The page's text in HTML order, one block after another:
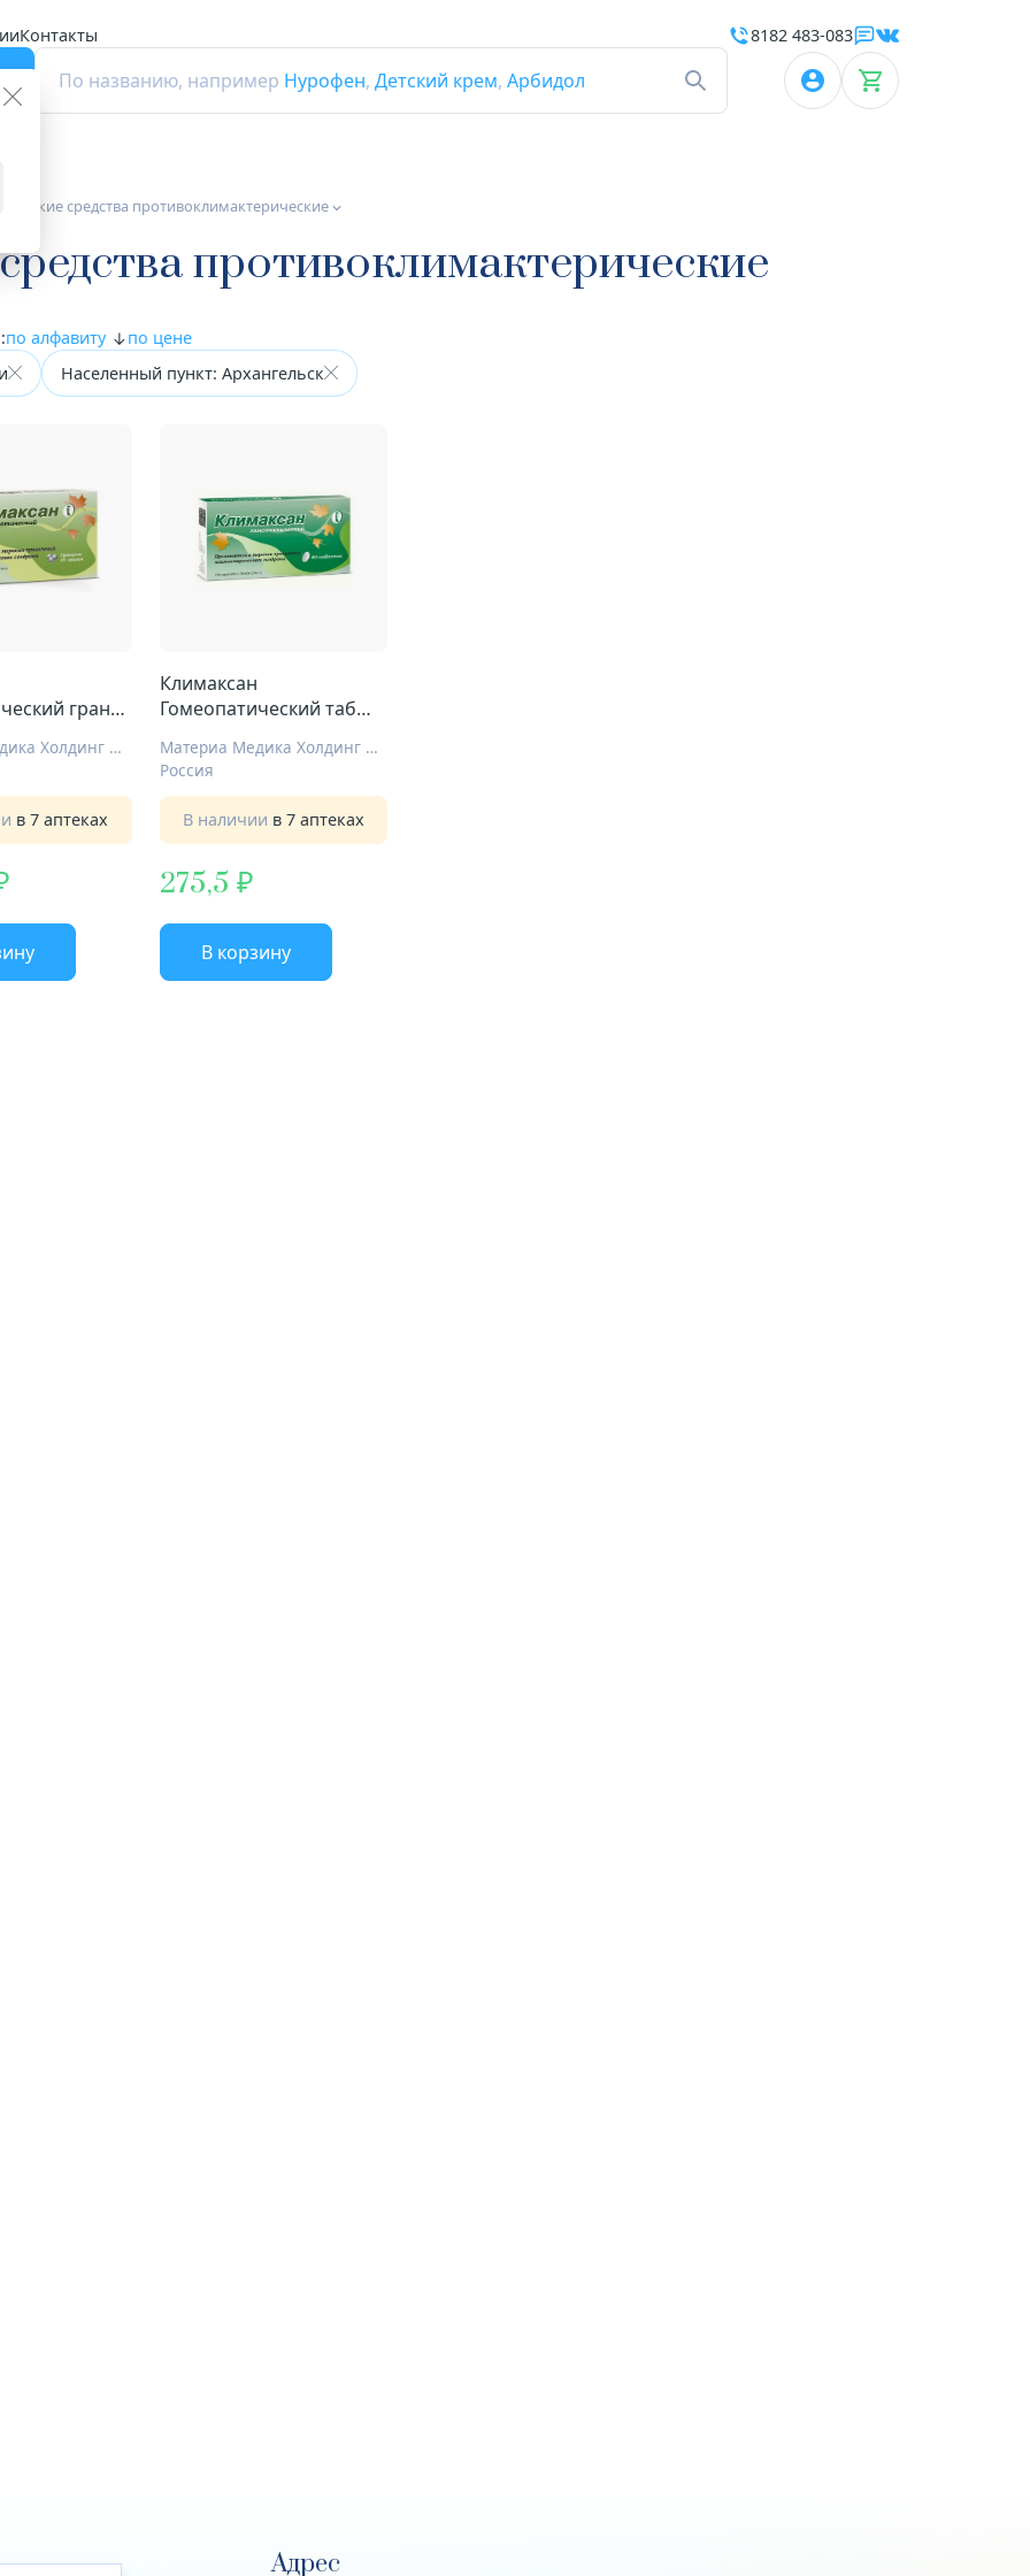
Контакты
По названию, например Нурофен, Детский крем, Арбидол
8182 483-083
средства противоклимактерические
противоклимактерические
по алфавиту
по цене
Населенный пункт: Архангельск
гран
Материа Медика Холдинг НПФ ООО
в 7 аптеках
Климаксан
Гомеопатический таб
Материа Медика Холдинг НПФ ООО
Россия
В наличии в 7 аптеках
275,5
В корзину
Адрес